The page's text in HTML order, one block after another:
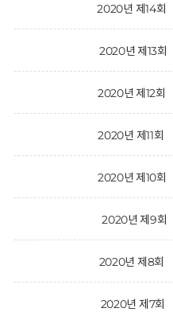
2020년 제14회
2020년 제13회
2020년 제12회
2020년 제11회
2020년 제10회
2020년 제9회
2020년 제8회
2020년 제7회